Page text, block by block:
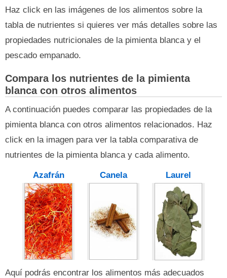
Haz click en las imágenes de los alimentos sobre la
tabla de nutrientes si quieres ver más detalles sobre las
propiedades nutricionales de la pimienta blanca y el
pescado empanado.
Compara los nutrientes de la pimienta
blanca con otros alimentos
A continuación puedes comparar las propiedades de la
pimienta blanca con otros alimentos relacionados. Haz
click en la imagen para ver la tabla comparativa de
nutrientes de la pimienta blanca y cada alimento.
Azafrán Canela Laurel
Aquí podrás encontrar los alimentos más adecuados